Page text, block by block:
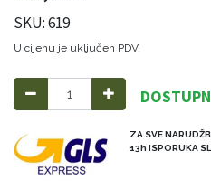
SKU: 619
U cijenu je uključen PDV.
ZA SVE
13h ISPORUKA